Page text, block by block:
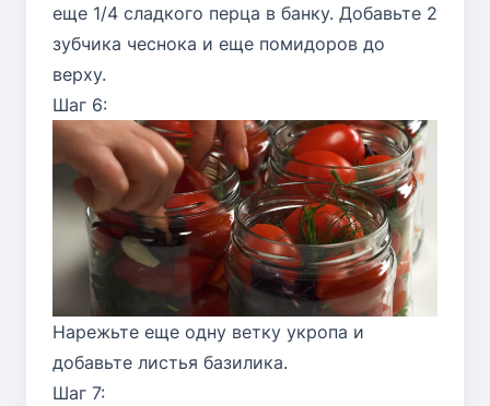
еще 1/4 сладкого перца в банку. Добавьте 2
зубчика чеснока и еще помидоров до
верху.
Шаг 6:
Нарежьте еще одну ветку укропа и
добавьте листья базилика.
Шаг 7: